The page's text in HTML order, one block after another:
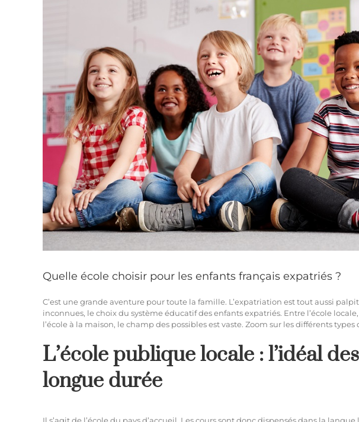
Quelle école choisir pour les enfants français expatriés ?
C’est une grande aventure pour toute la famille. L’expatriation est tout aussi
inconnues, le choix du système éducatif des enfants expatriés. Entre l’école
l’école à la maison, le champ des possibles est vaste. Zoom sur les différents types
L’école publique locale : l’idéal
longue durée